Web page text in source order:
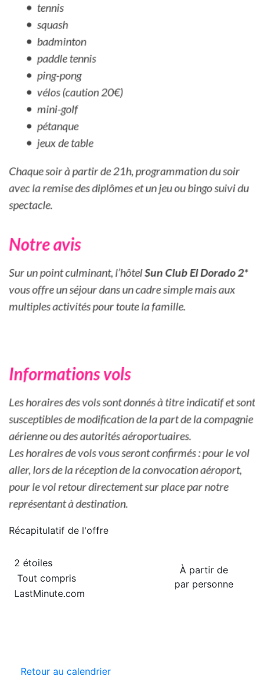
Récapitulatif de l'offre
À partir de
par personne
2 étoiles
Tout compris
LastMinute.com
Retour au calendrier